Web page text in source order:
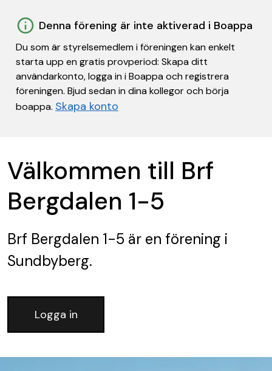
Denna förening är inte aktiverad i Boappa
Du som är styrelsemedlem i föreningen kan enkelt
starta upp en gratis provperiod: Skapa ditt
användarkonto, logga in i Boappa och registrera
föreningen. Bjud sedan in dina kollegor och börja
boappa. Skapa konto
Välkommen till Brf
Bergdalen 1-5
Brf Bergdalen 1-5 är en förening i
Sundbyberg.
Logga in